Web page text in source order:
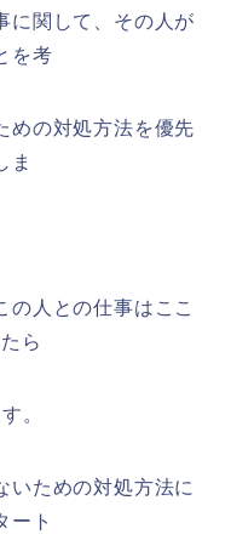
に関して、その人が
を考
めの対処方法を優先
ま
の人との仕事はここ
ら
。
いための対処方法に
ート